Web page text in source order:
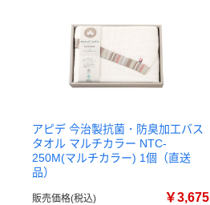
アピデ 今治製抗菌・防臭加工バス
タオル マルチカラー NTC-
250M(マルチカラー) 1個（直送
品）
販売価格(税込) ￥3,675